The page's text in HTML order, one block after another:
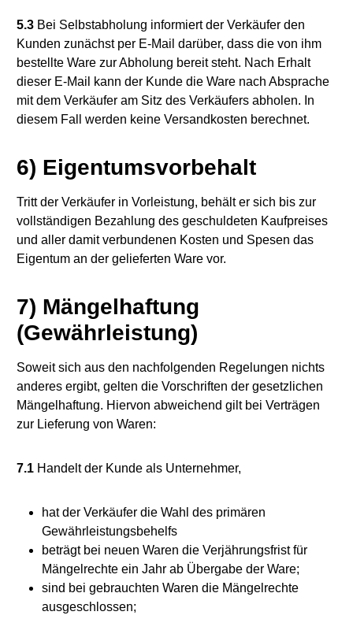
5.3 Bei Selbstabholung informiert der Verkäufer den
Kunden zunächst per E-Mail darüber, dass die von ihm
bestellte Ware zur Abholung bereit steht. Nach Erhalt
dieser E-Mail kann der Kunde die Ware nach Absprache
mit dem Verkäufer am Sitz des Verkäufers abholen. In
diesem Fall werden keine Versandkosten berechnet.
6) Eigentumsvorbehalt
Tritt der Verkäufer in Vorleistung, behält er sich bis zur
vollständigen Bezahlung des geschuldeten Kaufpreises
und aller damit verbundenen Kosten und Spesen das
Eigentum an der gelieferten Ware vor.
7) Mängelhaftung
(Gewährleistung)
Soweit sich aus den nachfolgenden Regelungen nichts
anderes ergibt, gelten die Vorschriften der gesetzlichen
Mängelhaftung. Hiervon abweichend gilt bei Verträgen
zur Lieferung von Waren:
7.1 Handelt der Kunde als Unternehmer,
hat der Verkäufer die Wahl des primären
Gewährleistungsbehelfs
beträgt bei neuen Waren die Verjährungsfrist für
Mängelrechte ein Jahr ab Übergabe der Ware;
sind bei gebrauchten Waren die Mängelrechte
ausgeschlossen;